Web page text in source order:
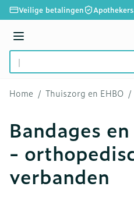
Ga naar de inhoud
Veilige betalingen
Menu
Product, merk, categorie...
Home / Thuiszorg en EHBO /
Bandages
-
verbanden